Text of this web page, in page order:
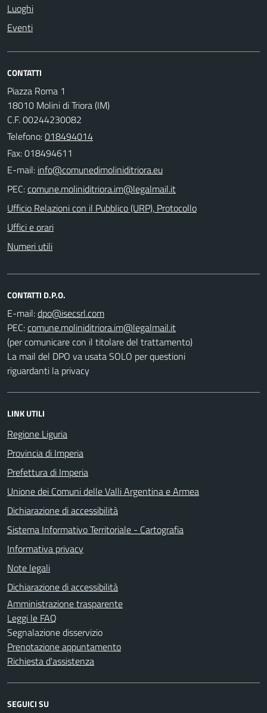
Luoghi
Eventi
CONTATTI
Piazza Roma 1
18010 Molini di Triora (IM)
C.F. 00244230082
Telefono:018494014
Fax: 018494611
E-mail:
PEC:
Ufficio Relazioni con il Pubblico (URP), Protocollo
Uffici e orari
Numeri utili
CONTATTI D.P.O.
E-mail:
PEC:
(per comunicare con il titolare del trattamento)
La mail del DPO va usata SOLO per questioni
riguardanti la privacy
LINK UTILI
Regione Liguria
Provincia di Imperia
Prefettura di Imperia
Unione dei Comuni delle Valli Argentina e Armea
Dichiarazione di accessibilità
Sistema Informativo Territoriale - Cartografia
Informativa privacy
Note legali
Dichiarazione di accessibilità
Amministrazione trasparente
Leggi le FAQ
Segnalazione disservizio
Prenotazione appuntamento
Richiesta d'assistenza
SEGUICI SU